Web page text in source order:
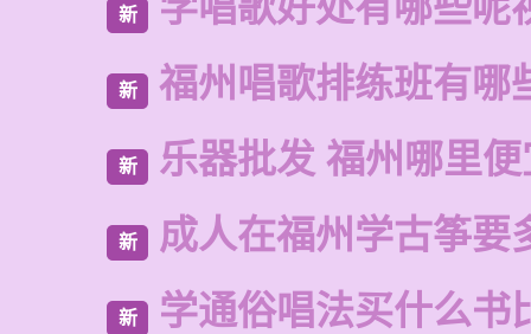
新
新 福州唱歌排练班有哪
新 乐器批发 福州哪里
新 成人在福州学古筝要
新 学通俗唱法买什么书